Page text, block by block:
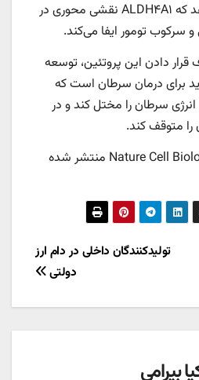
این یافته‌ها نشان می‌دهد که ALDH۴A۱ نقشی محوری در
سرکوب تومور ایفا می‌کند.
دادن این پروتئین، توسعه
برای درمان سرطان است که
سرطان را مختل کند و در
متوقف کند.
این مطالعه در مجله Nature Cell Biology منتشر شده
تولیدکنندگان داخلی در دام ارز
دولتی
بیرامی